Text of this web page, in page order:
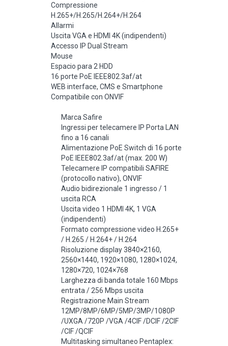
Compressione
H.265+/H.265/H.264+/H.264
Allarmi
Uscita VGA e HDMI 4K (indipendenti)
Accesso IP Dual Stream
Mouse
Espacio para 2 HDD
16 porte PoE IEEE802.3af/at
WEB interface, CMS e Smartphone
Compatibile con ONVIF
Marca Safire
Ingressi per telecamere IP Porta LAN
fino a 16 canali
Alimentazione PoE Switch di 16 porte
PoE IEEE802.3af/at (max. 200 W)
Telecamere IP compatibili SAFIRE
(protocollo nativo), ONVIF
Audio bidirezionale 1 ingresso / 1
uscita RCA
Uscita video 1 HDMI 4K, 1 VGA
(indipendenti)
Formato compressione video H.265+
/ H.265 / H.264+ / H.264
Risoluzione display 3840×2160,
2560×1440, 1920×1080, 1280×1024,
1280×720, 1024×768
Larghezza di banda totale 160 Mbps
entrata / 256 Mbps uscita
Registrazione Main Stream
12MP/8MP/6MP/5MP/3MP/1080P
/UXGA /720P /VGA /4CIF /DCIF /2CIF
/CIF /QCIF
Multitasking simultaneo Pentaplex: